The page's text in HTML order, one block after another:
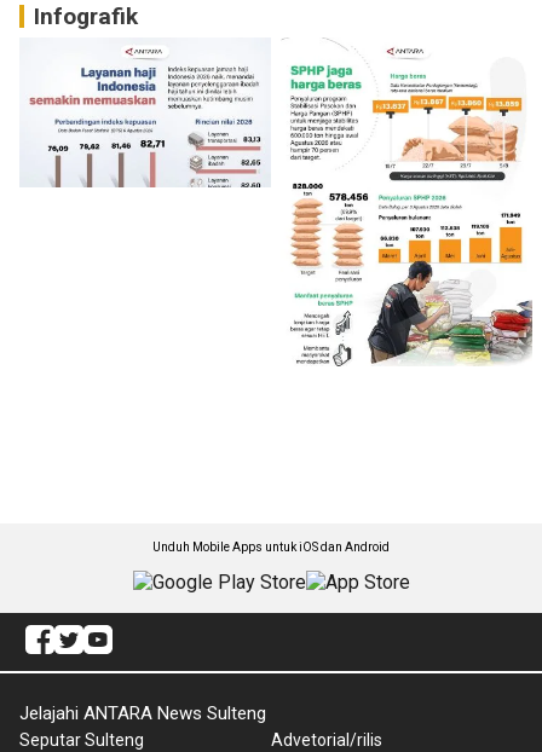
Infografik
Unduh Mobile Apps untuk iOS dan Android
Jelajahi ANTARA News Sulteng
Seputar Sulteng
Advetorial/rilis